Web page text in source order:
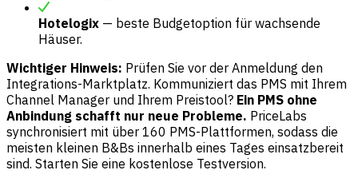
Hotelogix — beste Budgetoption für wachsende
Häuser.
Wichtiger Hinweis: Prüfen Sie vor der Anmeldung den
Integrations-Marktplatz. Kommuniziert das PMS mit Ihrem
Channel Manager und Ihrem Preistool? Ein PMS ohne
Anbindung schafft nur neue Probleme. PriceLabs
synchronisiert mit über 160 PMS-Plattformen, sodass die
meisten kleinen B&Bs innerhalb eines Tages einsatzbereit
sind. Starten Sie eine kostenlose Testversion.